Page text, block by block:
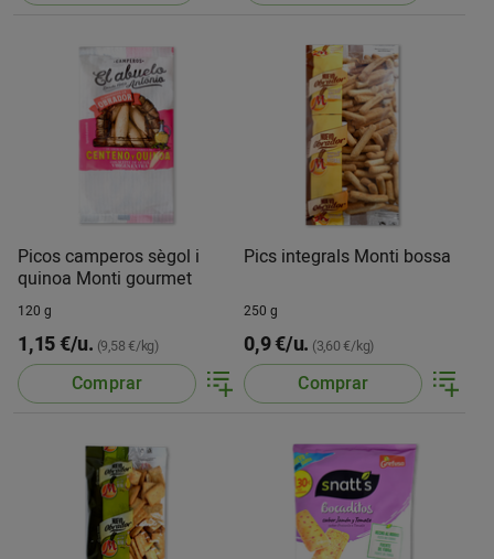
Picos camperos sègol i
quinoa Monti gourmet
120 g
1,15 €/u. (9,58 €/kg)
Comprar
Pics integrals Monti bossa
250 g
0,9 €/u. (3,60 €/kg)
Comprar